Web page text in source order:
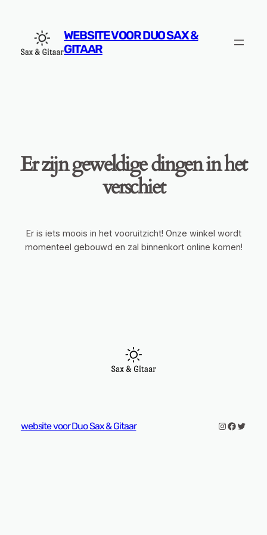
WEBSITE VOOR DUO SAX &
GITAAR
Er zijn geweldige dingen in het
verschiet
Er is iets moois in het vooruitzicht! Onze winkel wordt
momenteel gebouwd en zal binnenkort online komen!
website voor Duo Sax & Gitaar Instagram
Twitter